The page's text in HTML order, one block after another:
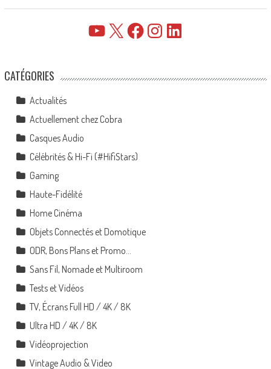
YouTube FacebookInstagramLinkedIn
CATÉGORIES
Actualités
Actuellement chez Cobra
Casques Audio
Célébrités & Hi-Fi (#HifiStars)
Gaming
Haute-Fidélité
Home Cinéma
Objets Connectés et Domotique
ODR, Bons Plans et Promo…
Sans Fil, Nomade et Multiroom
Tests et Vidéos
TV, Écrans Full HD / 4K / 8K
Ultra HD / 4K / 8K
Vidéoprojection
Vintage Audio & Video